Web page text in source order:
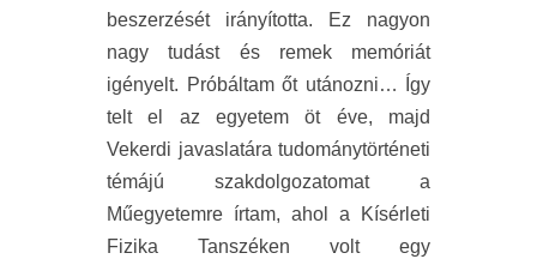
beszerzését irányította. Ez nagyon
nagy tudást és remek memóriát
igényelt. Próbáltam őt utánozni… Így
telt el az egyetem öt éve, majd
Vekerdi javaslatára tudománytörténeti
témájú szakdolgozatomat a
Műegyetemre írtam, ahol a Kísérleti
Fizika Tanszéken volt egy